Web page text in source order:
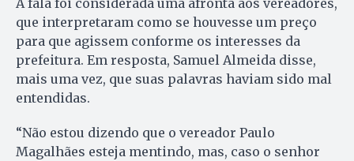
A fala foi considerada uma afronta aos vereadores,
que interpretaram como se houvesse um preço
para que agissem conforme os interesses da
prefeitura. Em resposta, Samuel Almeida disse,
mais uma vez, que suas palavras haviam sido mal
entendidas.
“Não estou dizendo que o vereador Paulo
Magalhães esteja mentindo, mas, caso o senhor